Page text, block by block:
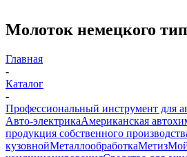
Молоток немецкого
Главная
-
Каталог
-
Профессиональный инструмент для
Авто-электрикаАмериканская
продукция собственного
кузовнойМеталлообработкаМетиз